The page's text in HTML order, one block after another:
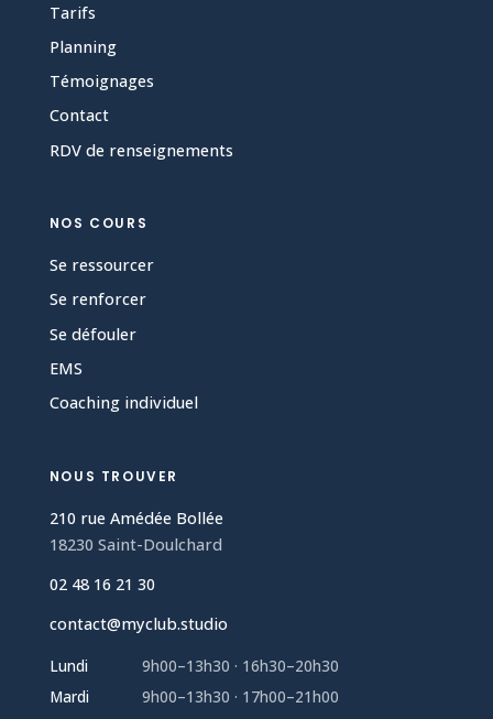
Tarifs
Planning
Témoignages
Contact
RDV de renseignements
NOS COURS
Se ressourcer
Se renforcer
Se défouler
EMS
Coaching individuel
NOUS TROUVER
210 rue Amédée Bollée
18230 Saint-Doulchard
02 48 16 21 30
contact@myclub.studio
Lundi
9h00–13h30 · 16h30–20h30
Mardi
9h00–13h30 · 17h00–21h00